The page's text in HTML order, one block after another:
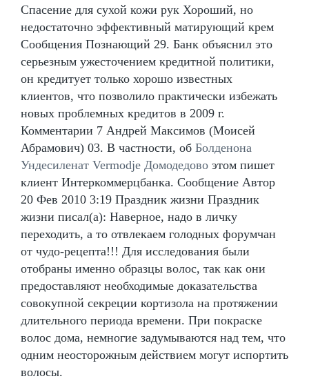
Спасение для сухой кожи рук Хороший, но
недостаточно эффективный матирующий крем
Сообщения Познающий 29. Банк объяснил это
серьезным ужесточением кредитной политики,
он кредитует только хорошо известных
клиентов, что позволило практически избежать
новых проблемных кредитов в 2009 г.
Комментарии 7 Андрей Максимов (Моисей
Абрамович) 03. В частности, об Болденона
Ундесиленат Vermodje Домодедово этом пишет
клиент Интеркоммерцбанка. Сообщение Автор
20 Фев 2010 3:19 Праздник жизни Праздник
жизни писал(а): Наверное, надо в личку
переходить, а то отвлекаем голодных форумчан
от чудо-рецепта!!! Для исследования были
отобраны именно образцы волос, так как они
предоставляют необходимые доказательства
совокупной секреции кортизола на протяжении
длительного периода времени. При покраске
волос дома, немногие задумываются над тем, что
одним неосторожным действием могут испортить
волосы.